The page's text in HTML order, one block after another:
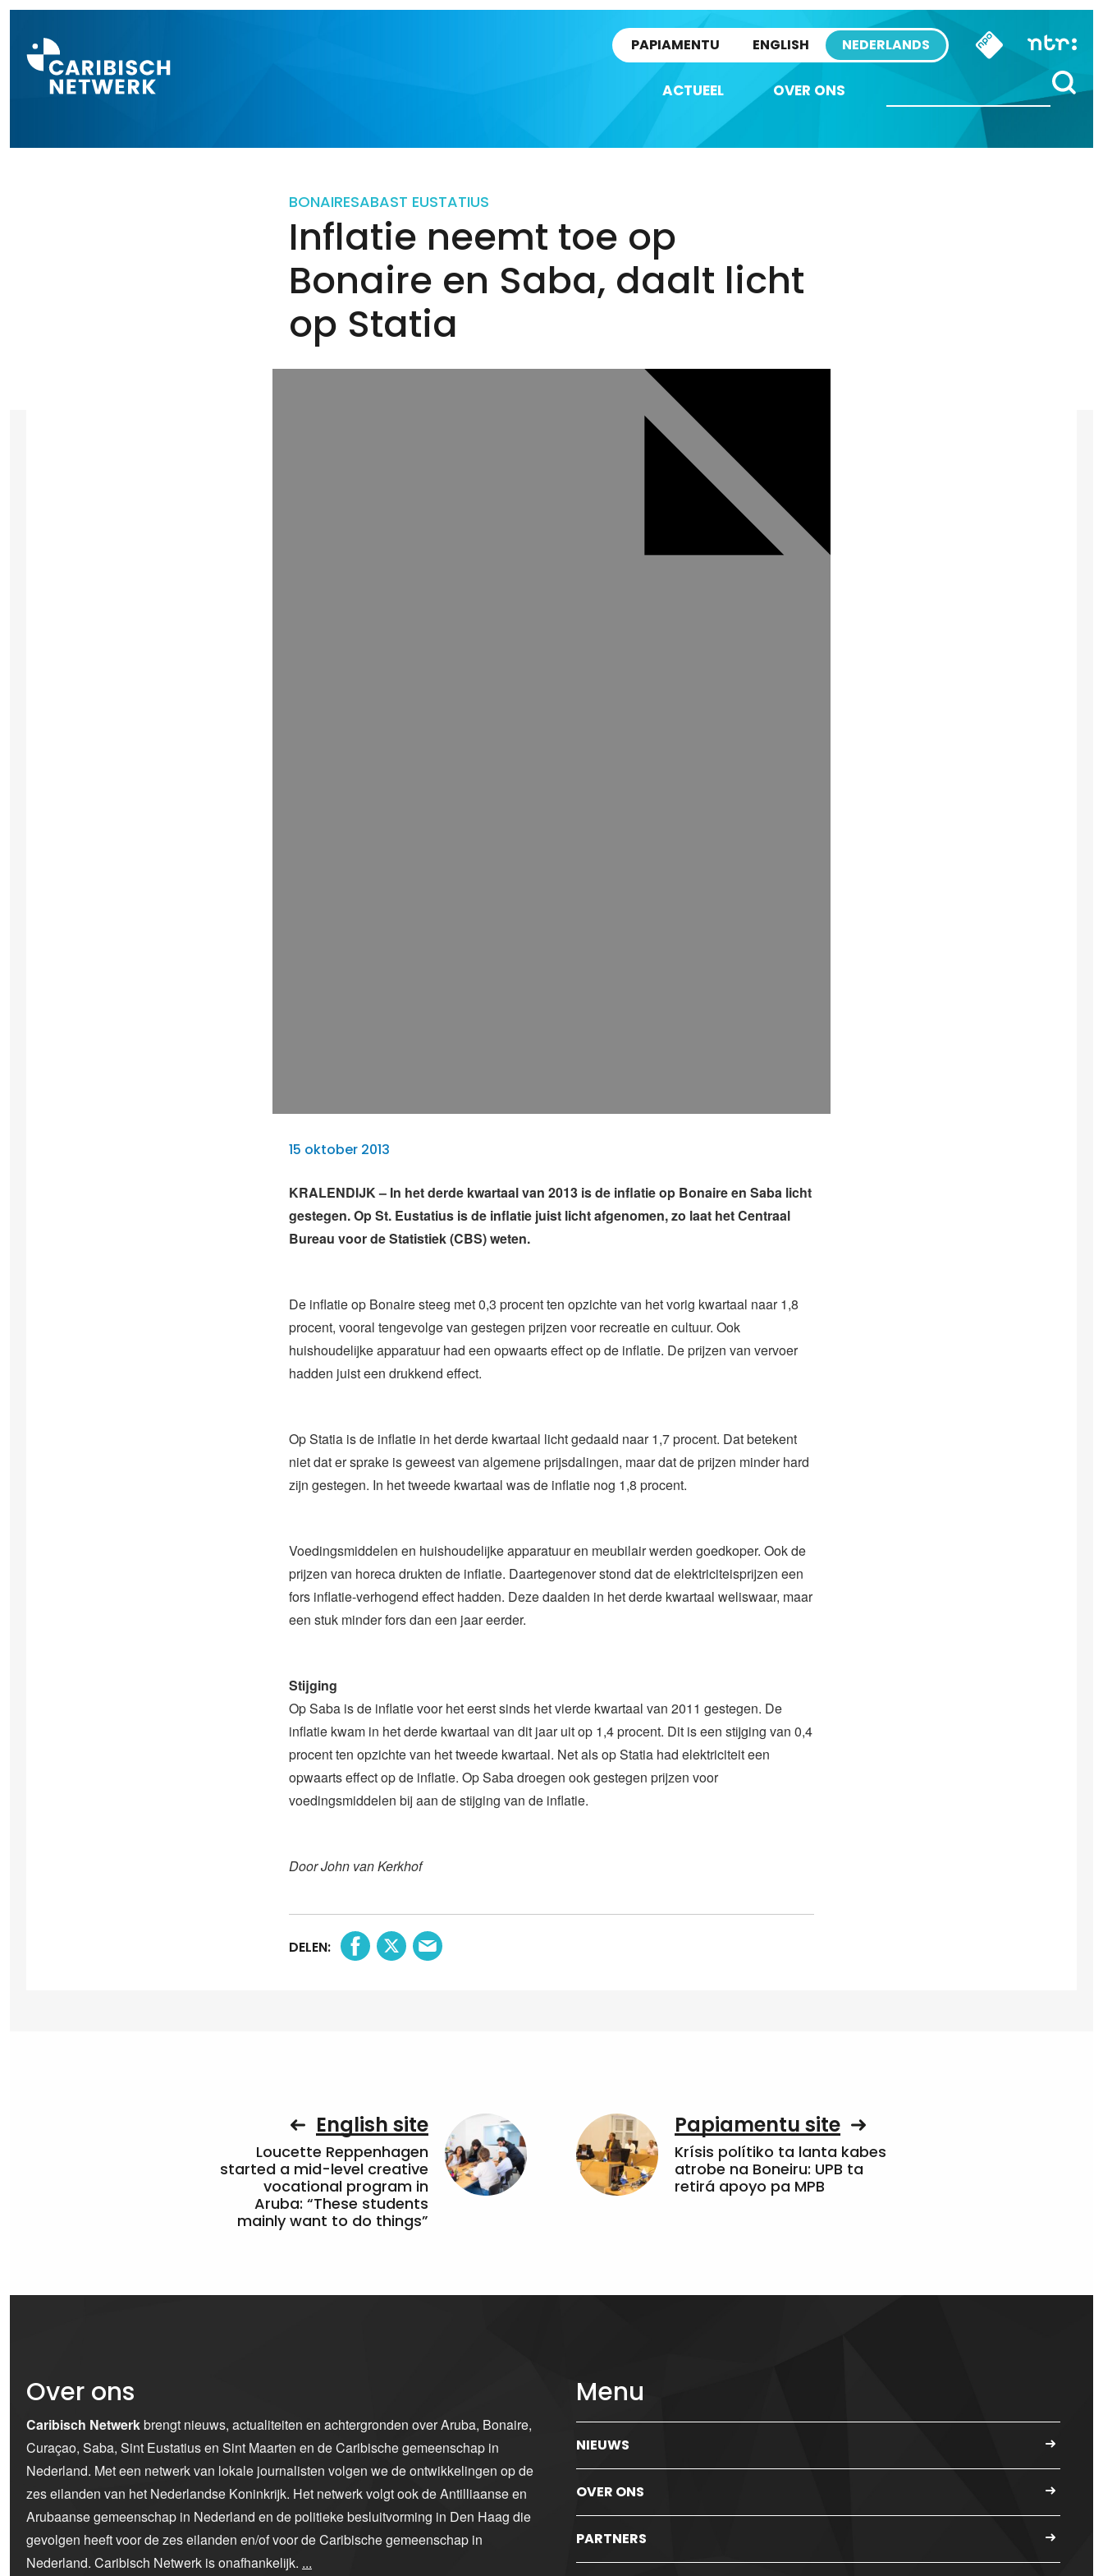
PAPIAMENTU ENGLISH NEDERLANDS
ACTUEEL OVER ONS
BONAIRESABAST EUSTATIUS
Inflatie neemt toe op
Bonaire en Saba, daalt licht
op Statia
15 oktober 2013
KRALENDIJK – In het derde kwartaal van 2013 is de inflatie op Bonaire en Saba licht
gestegen. Op St. Eustatius is de inflatie juist licht afgenomen, zo laat het Centraal
Bureau voor de Statistiek (CBS) weten.
De inflatie op Bonaire steeg met 0,3 procent ten opzichte van het vorig kwartaal naar 1,8
procent, vooral tengevolge van gestegen prijzen voor recreatie en cultuur. Ook
huishoudelijke apparatuur had een opwaarts effect op de inflatie. De prijzen van vervoer
hadden juist een drukkend effect.
Op Statia is de inflatie in het derde kwartaal licht gedaald naar 1,7 procent. Dat betekent
niet dat er sprake is geweest van algemene prijsdalingen, maar dat de prijzen minder hard
zijn gestegen. In het tweede kwartaal was de inflatie nog 1,8 procent.
Voedingsmiddelen en huishoudelijke apparatuur en meubilair werden goedkoper. Ook de
prijzen van horeca drukten de inflatie. Daartegenover stond dat de elektriciteisprijzen een
fors inflatie-verhogend effect hadden. Deze daalden in het derde kwartaal weliswaar, maar
een stuk minder fors dan een jaar eerder.
Stijging
Op Saba is de inflatie voor het eerst sinds het vierde kwartaal van 2011 gestegen. De
inflatie kwam in het derde kwartaal van dit jaar uit op 1,4 procent. Dit is een stijging van 0,4
procent ten opzichte van het tweede kwartaal. Net als op Statia had elektriciteit een
opwaarts effect op de inflatie. Op Saba droegen ook gestegen prijzen voor
voedingsmiddelen bij aan de stijging van de inflatie.
Door John van Kerkhof
DELEN:
English site
Loucette Reppenhagen
started a mid-level creative
vocational program in
Aruba: “These students
mainly want to do things”
Papiamentu site
Krísis polítiko ta lanta kabes
atrobe na Boneiru: UPB ta
retirá apoyo pa MPB
Over ons
Caribisch Netwerkbrengt nieuws, actualiteiten en achtergronden over Aruba, Bonaire,
Curaçao, Saba, Sint Eustatius en Sint Maarten en de Caribische gemeenschap in
Nederland. Met een netwerk van lokale journalisten volgen we de ontwikkelingen op de
zes eilanden van het Nederlandse Koninkrijk. Het netwerk volgt ook de Antilliaanse en
Arubaanse gemeenschap in Nederland en de politieke besluitvorming in Den Haag die
gevolgen heeft voor de zes eilanden en/of voor de Caribische gemeenschap in
Nederland. Caribisch Netwerk is onafhankelijk. ...
Menu
NIEUWS
OVER ONS
PARTNERS